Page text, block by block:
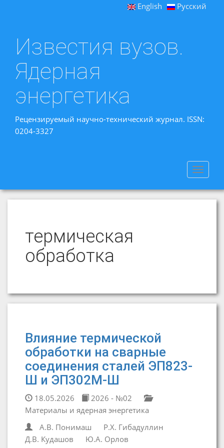
English Русский
Известия вузов.
Ядерная
энергетика
Рецензируемый научно-технический журнал. ISSN:
0204-3327
Toggle
термическая
обработка
Влияние термической
обработки на сварные
соединения сталей ЭП823-
Ш и ЭП302М-Ш
18.05.2026
2026 - №02
Материалы и ядерная энергетика
А.В. Понимаш
Р.Х. Гибадуллин
Д.В. Кудашов
Ю.А. Орлов